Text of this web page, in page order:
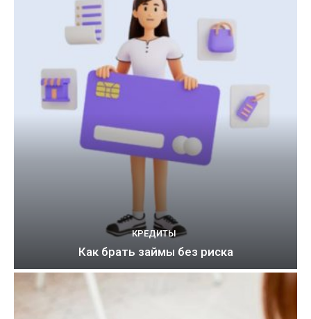
КРЕДИТЫ
Как брать займы без риска